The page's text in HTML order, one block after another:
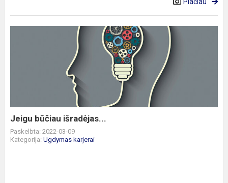
Jeigu būčiau išradėjas...
Paskelbta: 2022-03-09
Kategorija: Ugdymas karjerai